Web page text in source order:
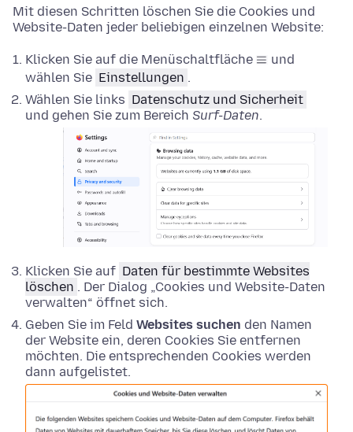
Mit diesen Schritten löschen Sie die Cookies und
Website-Daten jeder beliebigen einzelnen Website:
Klicken Sie auf die Menüschaltfläche
und
wählen Sie Einstellungen .
Wählen Sie links Datenschutz und Sicherheit
und gehen Sie zum Bereich Surf-Daten.
Klicken Sie auf Daten für bestimmte Websites
löschen . Der Dialog „Cookies und Website-Daten
verwalten“ öffnet sich.
Geben Sie im Feld Websites suchen den Namen
der Website ein, deren Cookies Sie entfernen
möchten. Die entsprechenden Cookies werden
dann aufgelistet.